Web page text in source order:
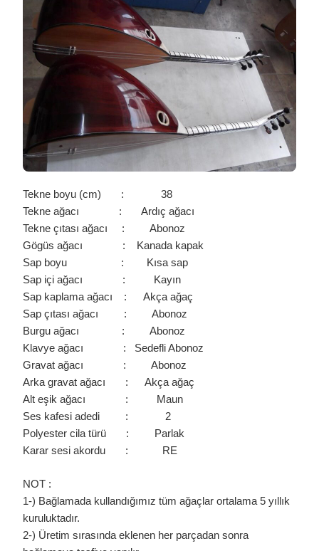
ARADA.
IÇIN
Tekne boyu (cm) : 38
Tekne ağacı : Ardıç ağacı
Tekne çıtası ağacı : Abonoz
Gögüs ağacı : Kanada kapak
Sap boyu : Kısa sap
Sap içi ağacı : Kayın
Sap kaplama ağacı : Akça ağaç
Sap çıtası ağacı : Abonoz
Burgu ağacı : Abonoz
Klavye ağacı : Sedefli Abonoz
Gravat ağacı : Abonoz
Arka gravat ağacı : Akça ağaç
Alt eşik ağacı : Maun
Ses kafesi adedi : 2
Polyester cila türü : Parlak
Karar sesi akordu : RE
NOT :
1-) Bağlamada kullandığımız tüm ağaçlar ortalama 5 yıllık
kuruluktadır.
2-) Üretim sırasında eklenen her parçadan sonra